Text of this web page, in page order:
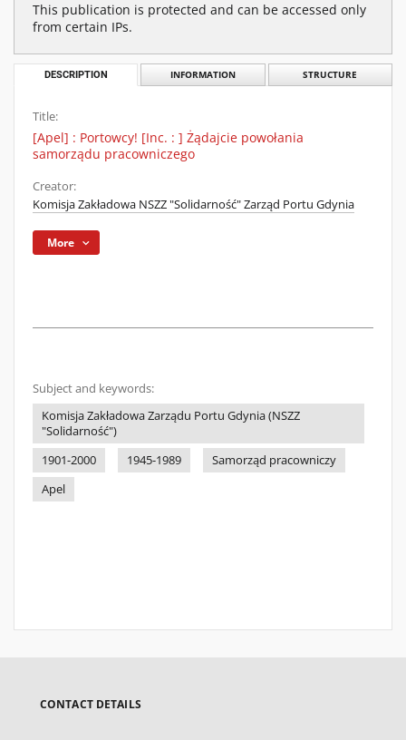
This publication is protected and can be accessed only
from certain IPs.
DESCRIPTION INFORMATION STRUCTURE
Title:
[Apel] : Portowcy! [Inc. : ] Żądajcie powołania
samorządu pracowniczego
Creator:
Komisja Zakładowa NSZZ "Solidarność" Zarząd Portu Gdynia
More
Subject and keywords:
Komisja Zakładowa Zarządu Portu Gdynia (NSZZ
"Solidarność")
1901-2000
1945-1989
Samorząd pracowniczy
Apel
CONTACT DETAILS